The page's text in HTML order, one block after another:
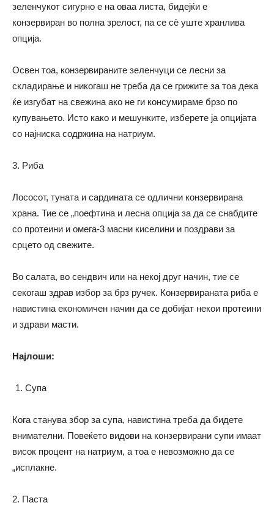
зеленчукот сигурно е на оваа листа, бидејќи е
конзервиран во полна зрелост, па се сѐ уште хранлива
опција.
Освен тоа, конзервираните зеленчуци се лесни за
складирање и никогаш не треба да се грижите за тоа дека
ќе изгубат на свежина ако не ги консумираме брзо по
купувањето. Исто како и мешунките, изберете ја опцијата
со најниска содржина на натриум.
3. Риба
Лососот, туната и сардината се одлични конзервирана
храна. Тие се „поефтина и лесна опција за да се снабдите
со протеини и омега-3 масни киселини и поздрави за
срцето од свежите.
Во салата, во сендвич или на некој друг начин, тие се
секогаш здрав избор за брз ручек. Конзервираната риба е
навистина економичен начин да се добијат некои протеини
и здрави масти.
Најлоши:
Супа
Кога станува збор за супа, навистина треба да бидете
внимателни. Повеќето видови на конзервирани супи имаат
висок процент на натриум, а тоа е невозможно да се
„исплакне.
2. Паста